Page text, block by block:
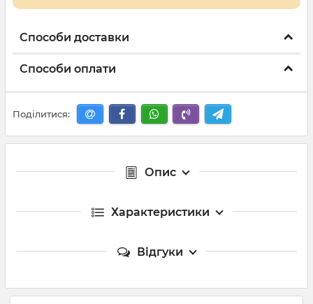
Способи доставки
Способи оплати
Поділитися:
Опис
Характеристики
Відгуки